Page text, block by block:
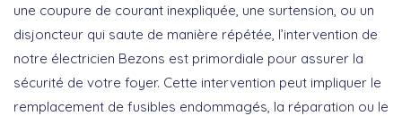
une coupure de courant inexpliquée, une surtension, ou un
disjoncteur qui saute de manière répétée, l’intervention de
notre électricien Bezons est primordiale pour assurer la
sécurité de votre foyer. Cette intervention peut impliquer le
remplacement de fusibles endommagés, la réparation ou le